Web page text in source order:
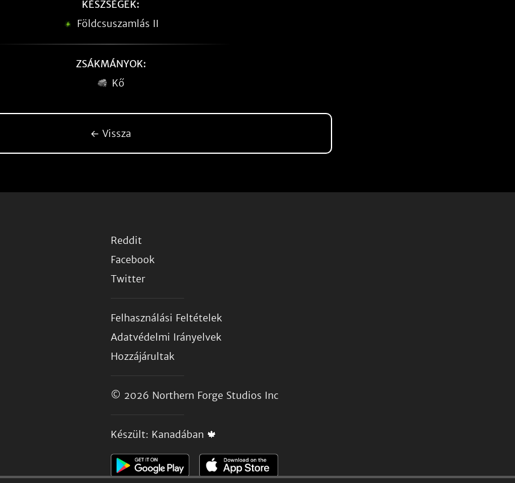
KÉSZSÉGEK:
Földcsuszamlás II
ZSÁKMÁNYOK:
Kő
← Vissza
Reddit
Facebook
Twitter
Felhasználási Feltételek
Adatvédelmi Irányelvek
Hozzájárultak
© 2026 Northern Forge Studios Inc
Készült: Kanadában 🍁